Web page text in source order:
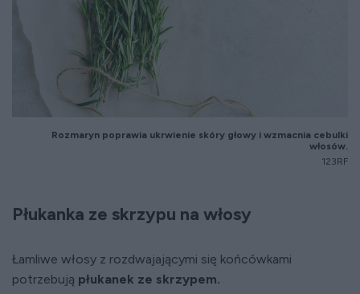
Rozmaryn poprawia ukrwienie skóry głowy i wzmacnia cebulki
włosów.
123RF
Płukanka ze skrzypu na włosy
Łamliwe włosy z rozdwajającymi się końcówkami
potrzebują płukanek ze skrzypem.